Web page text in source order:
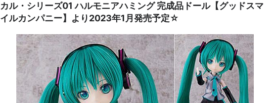
カル・シリーズ01 ハルモニアハミング 完成品ドール【グッドスマ
イルカンパニー】より2023年1月発売予定☆